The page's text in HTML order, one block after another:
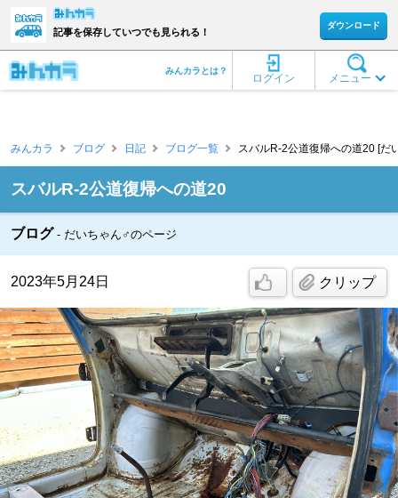
記事を保存していつでも見られる！
ダウンロード
メニュー
ログイン
みんカラとは？
みんカラ ブログ 日記 ブログ一覧 スバルR-2公道復帰への道20 [だ
スバルR-2公道復帰への道20
ブログ だいちゃん♂のページ
2023年5月24日 クリップ